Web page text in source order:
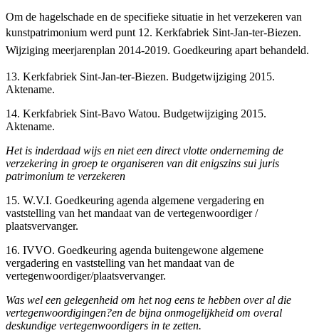
Om de hagelschade en de specifieke situatie in het verzekeren van
kunstpatrimonium werd punt 12. Kerkfabriek Sint-Jan-ter-Biezen.
Wijziging meerjarenplan 2014-2019. Goedkeuring apartbehandeld.
13. Kerkfabriek Sint-Jan-ter-Biezen. Budgetwijziging 2015.
Aktename.
14. Kerkfabriek Sint-Bavo Watou. Budgetwijziging 2015.
Aktename.
Het is inderdaad wijs en niet een direct vlotte onderneming de
verzekering in groep te organiseren van dit enigszins sui juris
patrimonium te verzekeren
15. W.V.I. Goedkeuring agenda algemene vergadering en
vaststelling van het mandaat van de vertegenwoordiger /
plaatsvervanger.
16. IVVO. Goedkeuring agenda buitengewone algemene
vergadering en vaststelling van het mandaat van de
vertegenwoordiger/plaatsvervanger.
Was wel een gelegenheid om het nog eens te hebben over al die
vertegenwoordigingen?en de bijna onmogelijkheid om overal
deskundige vertegenwoordigers in te zetten.